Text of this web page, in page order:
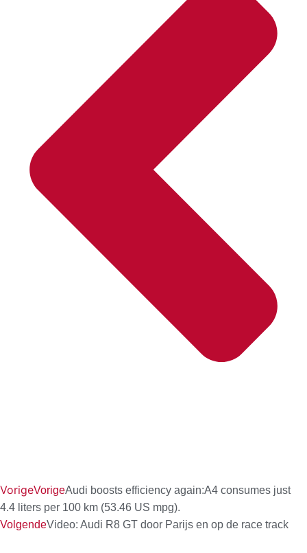
VorigeVorigeAudi boosts efficiency again:A4 consumes just
4.4 liters per 100 km (53.46 US mpg).
VolgendeVideo: Audi R8 GT door Parijs en op de race track